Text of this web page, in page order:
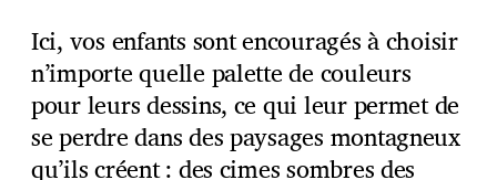
Ici, vos enfants sont encouragés à choisir
n’importe quelle palette de couleurs
pour leurs dessins, ce qui leur permet de
se perdre dans des paysages montagneux
qu’ils créent : des cimes sombres des